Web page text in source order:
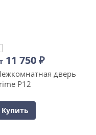
11 750₽
дверь
P12
Купить